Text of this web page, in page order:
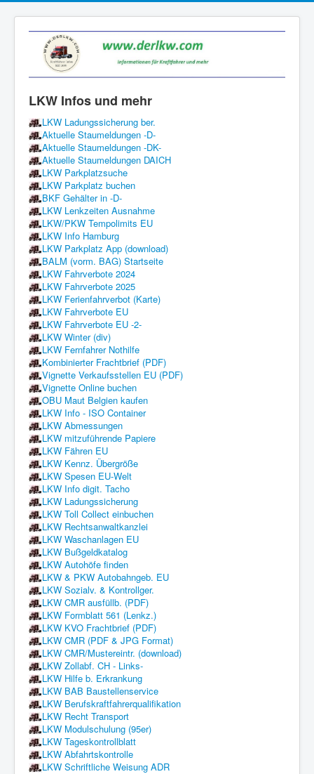
LKW Infos und mehr
LKW Ladungssicherung ber.
Aktuelle Staumeldungen -D-
Aktuelle Staumeldungen -DK-
Aktuelle Staumeldungen DAICH
LKW Parkplatzsuche
LKW Parkplatz buchen
BKF Gehälter in -D-
LKW Lenkzeiten Ausnahme
LKW/PKW Tempolimits EU
LKW Info Hamburg
LKW Parkplatz App (download)
BALM (vorm. BAG) Startseite
LKW Fahrverbote 2024
LKW Fahrverbote 2025
LKW Ferienfahrverbot (Karte)
LKW Fahrverbote EU
LKW Fahrverbote EU -2-
LKW Winter (div)
LKW Fernfahrer Nothilfe
Kombinierter Frachtbrief (PDF)
Vignette Verkaufsstellen EU (PDF)
Vignette Online buchen
OBU Maut Belgien kaufen
LKW Info - ISO Container
LKW Abmessungen
LKW mitzuführende Papiere
LKW Fähren EU
LKW Kennz. Übergröße
LKW Spesen EU-Welt
LKW Info digit. Tacho
LKW Ladungssicherung
LKW Toll Collect einbuchen
LKW Rechtsanwaltkanzlei
LKW Waschanlagen EU
LKW Bußgeldkatalog
LKW Autohöfe finden
LKW & PKW Autobahngeb. EU
LKW Sozialv. & Kontrollger.
LKW CMR ausfüllb. (PDF)
LKW Formblatt 561 (Lenkz.)
LKW KVO Frachtbrief (PDF)
LKW CMR (PDF & JPG Format)
LKW CMR/Mustereintr. (download)
LKW Zollabf. CH - Links-
LKW Hilfe b. Erkrankung
LKW BAB Baustellenservice
LKW Berufskraftfahrerqualifikation
LKW Recht Transport
LKW Modulschulung (95er)
LKW Tageskontrollblatt
LKW Abfahrtskontrolle
LKW Schriftliche Weisung ADR